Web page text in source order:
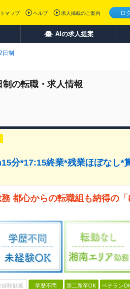
ロ
マップ ヘルプ 求人掲載のご案内
AIの求人提案
日制
の転職・求人情報
分*17:15終業*残業ほぼなし*
都心からの転職組も納得の
経験歓迎 学歴不問 第二新卒OK ベテラン